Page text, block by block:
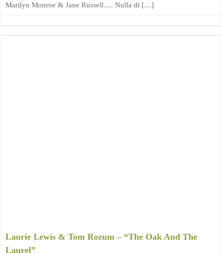
Marilyn Monroe & Jane Russell…. Nulla di […]
Laurie Lewis & Tom Rozum – “The Oak And The
Laurel”